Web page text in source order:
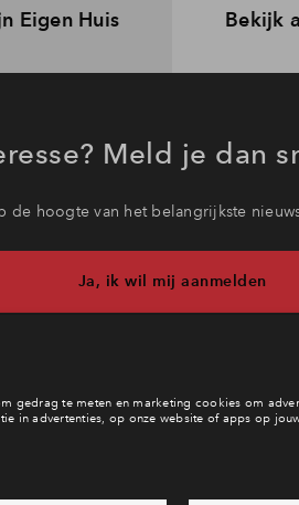
Eigen Huis Bekijk
Meld je dan
de hoogte van het belangrijkste
Ja, ik wil mij aanmelden
en wil je direct antwoord? Bel ons
per week beschikbaar (behalve
via chat en telefoon